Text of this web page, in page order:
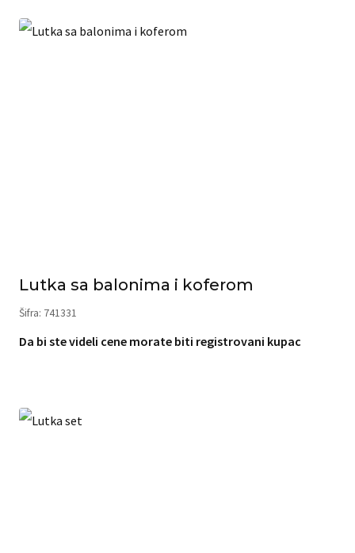
Lutka sa balonima i koferom
Šifra: 741331
Da bi ste videli cene morate biti registrovani kupac